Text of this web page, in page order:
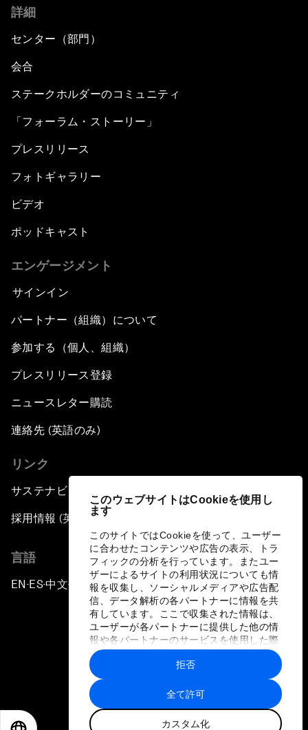
このウェブサイトはCookieを使用し
ます
このサイトではCookieを使って、ユーザー
に合わせたコンテンツや広告の表示、トラ
フィックの分析を行っています。またユー
ザーによるサイトの利用状況についても情
報を収集し、ソーシャルメディアや広告配
信、データ解析の各パートナーに情報を共
有しています。ここで収集された情報は、
ユーザーが各パートナーに提供した他の情
報や各パートナーのサービスを使用した際
に収集された情報と組み合わされ、各パー
トナーによって使用されることがありま
す。
全て許可
カスタム化
拒否
詳細
センター（部門）
会合
ステークホルダーのコミュニティ
「フォーラム・ストーリー」
プレスリリース
フォトギャラリー
ビデオ
ポッドキャスト
エンゲージメント
サインイン
パートナー（組織）について
参加する（個人、組織）
プレスリリース登録
ニュースレター購読
連絡先 (英語のみ)
リンク
サステナビリティへの取り組み
採用情報 (英語のみ)
言語
EN ▪ES▪中文▪ 日本語
プライバシーポリシーと利用規約
サイトマップ